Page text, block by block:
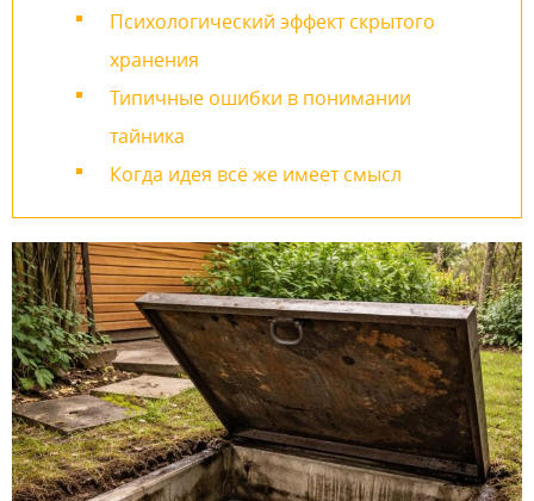
Психологический эффект скрытого
хранения
Типичные ошибки в понимании
тайника
Когда идея всё же имеет смысл